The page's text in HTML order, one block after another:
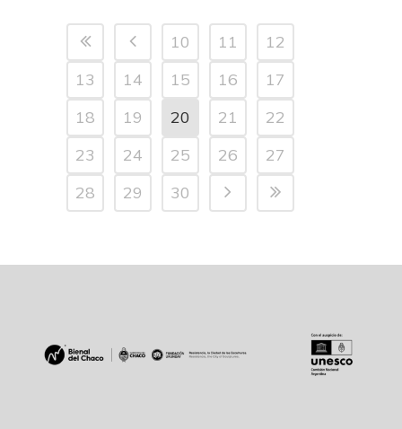
10 11
12
13
14 15 16
17
18
19 20 21
22
23
24 25 26
27
28
29 30